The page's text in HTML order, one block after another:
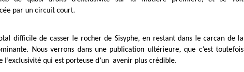
par un circuit court.
difficile de casser le rocher de Sisyphe, en restant dans le carcan de la
Nous verrons dans une publication ultérieure, que c’est toutefois
l’exclusivité qui est porteuse d’un avenir plus crédible.